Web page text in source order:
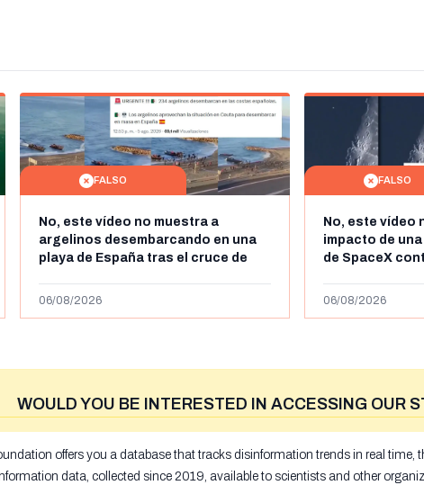
FALSO
No, este vídeo no muestra a
argelinos desembarcando en una
playa de España tras el cruce de
de julio de 2026: son imágenes de
06/08/2026
FALSO
No, este vídeo
impacto de
de SpaceX
menos abril de
06/08/2026
WOULD YOU BE INTERESTED IN ACCESSING OUR
offers you a database that tracks disinformation trends in real time,
data, collected since 2019, available to scientists and other